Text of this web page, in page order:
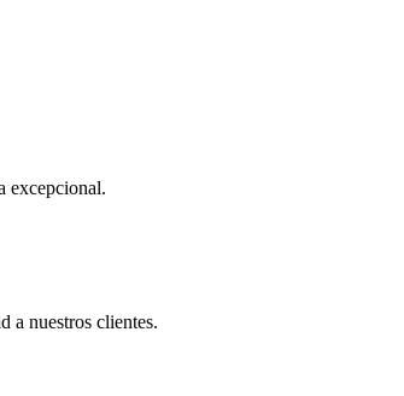
excepcional.
a nuestros clientes.